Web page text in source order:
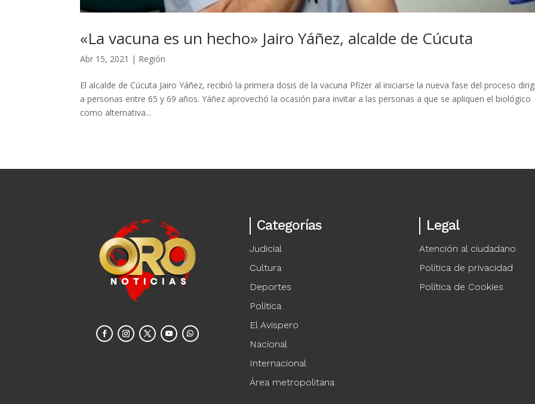
«La vacuna es un hecho» Jairo Yáñez, alcalde de Cúcuta
Abr 15, 2021 | Región
El alcalde de Cúcuta Jairo Yáñez, recibió la primera dosis de la vacuna Pfizer al iniciarse la nueva fase del proceso
a personas entre 65 y 69 años. Yáñez aprovechó la ocasión para invitar a las personas a que se apliquen el biológico
como alternativa...
Categorías
Judicial
Cultura
Deportes
Política
El Avispero
Nacional
Internacional
Área metropolitana
Legal
Atención al ciudadano
Política de privacidad
Política de Cookies